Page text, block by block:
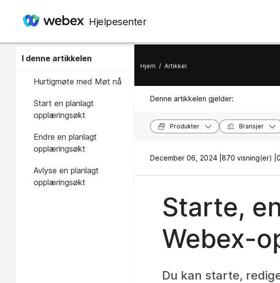
Hjelpesenter
I denne artikkelen
Hurtigmøte med Møt nå
Start en planlagt
opplæringsøkt
Endre en planlagt
opplæringsøkt
Avlyse en planlagt
opplæringsøkt
Hjem / Artikkel
Denne artikkelen gjelder:
Produkter Bransjer
December 06, 2024 | 870 visning(er) |
Starte,
Webex-
Du kan starte,